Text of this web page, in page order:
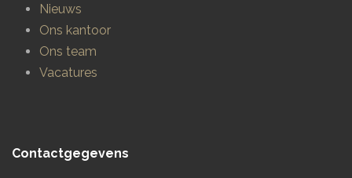
Nieuws
Ons kantoor
Ons team
Vacatures
Contactgegevens